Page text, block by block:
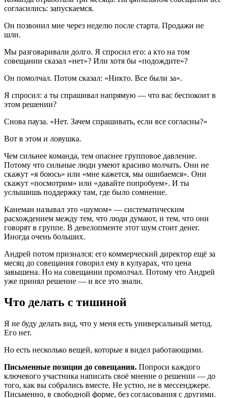
согласились: запускаемся.
Он позвонил мне через неделю после старта. Продажи не
шли.
Мы разговаривали долго. Я спросил его: а кто на том
совещании сказал «нет»? Или хотя бы «подождите»?
Он помолчал. Потом сказал: «Никто. Все были за».
Я спросил: а ты спрашивал напрямую — что вас беспокоит в
этом решении?
Снова пауза. «Нет. Зачем спрашивать, если все согласны?»
Вот в этом и ловушка.
Чем сильнее команда, тем опаснее групповое давление.
Потому что сильные люди умеют красиво молчать. Они не
скажут «я боюсь» или «мне кажется, мы ошибаемся». Они
скажут «посмотрим» или «давайте попробуем». И ты
услышишь поддержку там, где было сомнение.
Канеман называл это «шумом» — систематическим
расхождением между тем, что люди думают, и тем, что они
говорят в группе. В девелопменте этот шум стоит денег.
Иногда очень больших.
Андрей потом признался: его коммерческий директор ещё за
месяц до совещания говорил ему в кулуарах, что цена
завышена. Но на совещании промолчал. Потому что Андрей
уже принял решение — и все это знали.
Что делать с тишиной
Я не буду делать вид, что у меня есть универсальный метод.
Его нет.
Но есть несколько вещей, которые я видел работающими.
Письменные позиции до совещания. Попроси каждого
ключевого участника написать своё мнение о решении — до
того, как вы собрались вместе. Не устно, не в мессенджере.
Письменно, в свободной форме, без согласования с другими.